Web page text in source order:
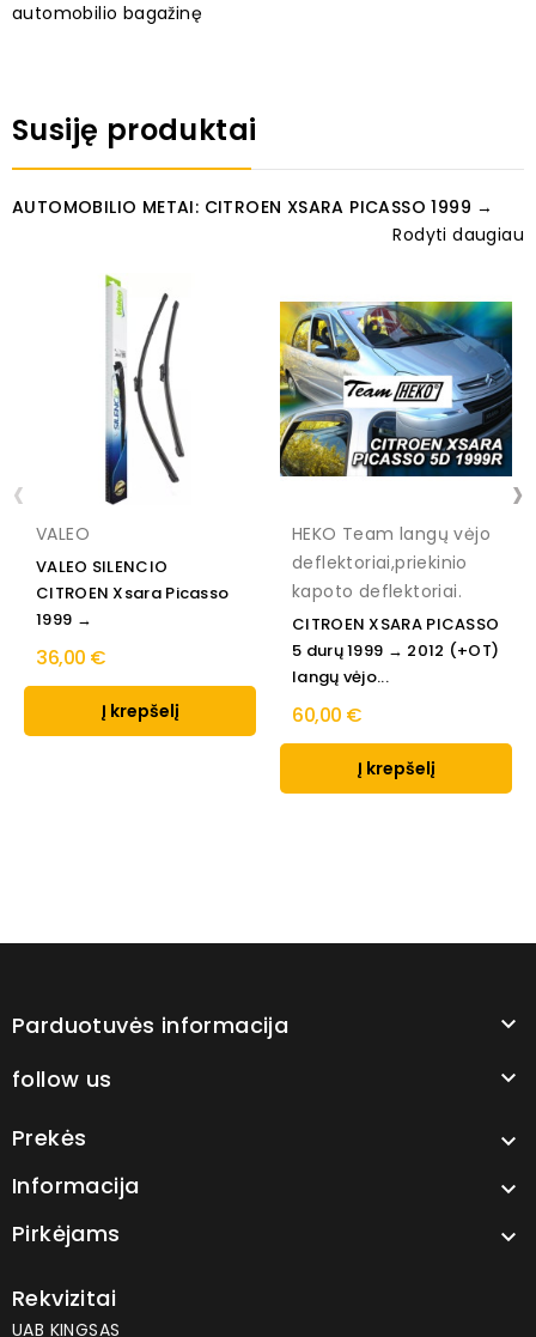
automobilio bagažinę
Susiję produktai
AUTOMOBILIO METAI: CITROEN XSARA PICASSO 1999 →
Rodyti daugiau
VALEO
VALEO SILENCIO
CITROEN Xsara Picasso
1999 →
36,00 €
Į krepšelį
HEKO Team langų vėjo
deflektoriai,priekinio
kapoto deflektoriai.
CITROEN XSARA PICASSO
5 durų 1999 → 2012 (+OT)
langų vėjo...
60,00 €
Į krepšelį
‹ ›
Parduotuvės informacija 
follow us 
Prekės 
Informacija 
Pirkėjams 
Rekvizitai
UAB KINGSAS